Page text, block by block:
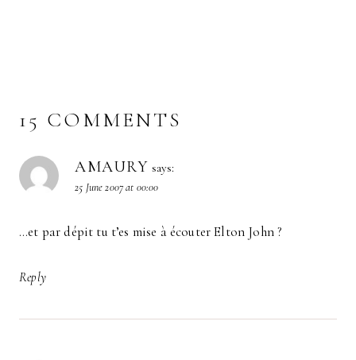
15 COMMENTS
AMAURY says:
25 June 2007 at 00:00
…et par dépit tu t’es mise à écouter Elton John ?
Reply